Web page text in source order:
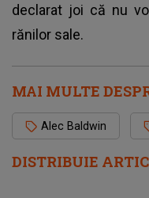
DISTRIBUIE
declarat joi că nu
rănilor sale.
MAI MULTE
Alec Baldwin